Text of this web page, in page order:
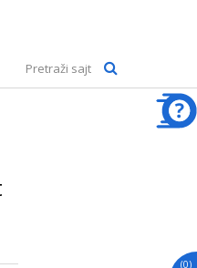
Pretraži sajt
(0)